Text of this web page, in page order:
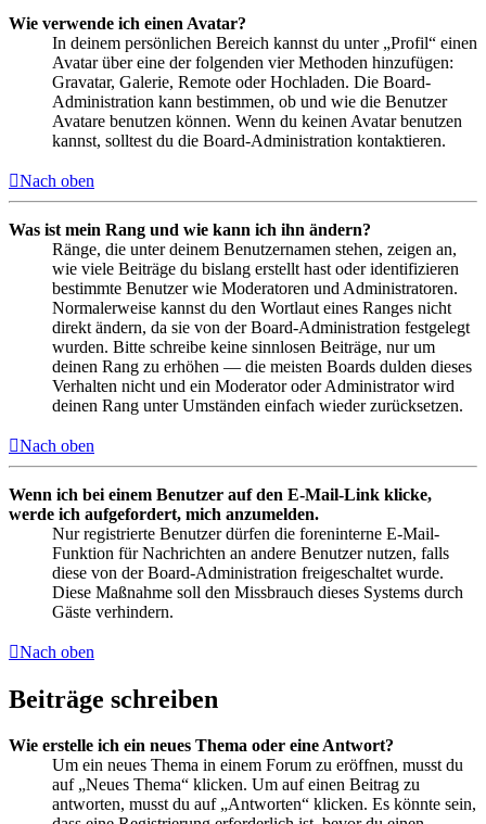
Wie verwende ich einen Avatar?
In deinem persönlichen Bereich kannst du unter „Profil“ einen
Avatar über eine der folgenden vier Methoden hinzufügen:
Gravatar, Galerie, Remote oder Hochladen. Die Board-
Administration kann bestimmen, ob und wie die Benutzer
Avatare benutzen können. Wenn du keinen Avatar benutzen
kannst, solltest du die Board-Administration kontaktieren.
Nach oben
Was ist mein Rang und wie kann ich ihn ändern?
Ränge, die unter deinem Benutzernamen stehen, zeigen an,
wie viele Beiträge du bislang erstellt hast oder identifizieren
bestimmte Benutzer wie Moderatoren und Administratoren.
Normalerweise kannst du den Wortlaut eines Ranges nicht
direkt ändern, da sie von der Board-Administration festgelegt
wurden. Bitte schreibe keine sinnlosen Beiträge, nur um
deinen Rang zu erhöhen — die meisten Boards dulden dieses
Verhalten nicht und ein Moderator oder Administrator wird
deinen Rang unter Umständen einfach wieder zurücksetzen.
Nach oben
Wenn ich bei einem Benutzer auf den E-Mail-Link klicke,
werde ich aufgefordert, mich anzumelden.
Nur registrierte Benutzer dürfen die foreninterne E-Mail-
Funktion für Nachrichten an andere Benutzer nutzen, falls
diese von der Board-Administration freigeschaltet wurde.
Diese Maßnahme soll den Missbrauch dieses Systems durch
Gäste verhindern.
Nach oben
Beiträge schreiben
Wie erstelle ich ein neues Thema oder eine Antwort?
Um ein neues Thema in einem Forum zu eröffnen, musst du
auf „Neues Thema“ klicken. Um auf einen Beitrag zu
antworten, musst du auf „Antworten“ klicken. Es könnte sein,